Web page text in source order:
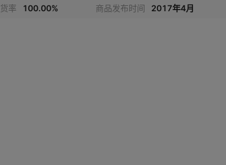
率 100.00% 商品发布时间 2017年4月